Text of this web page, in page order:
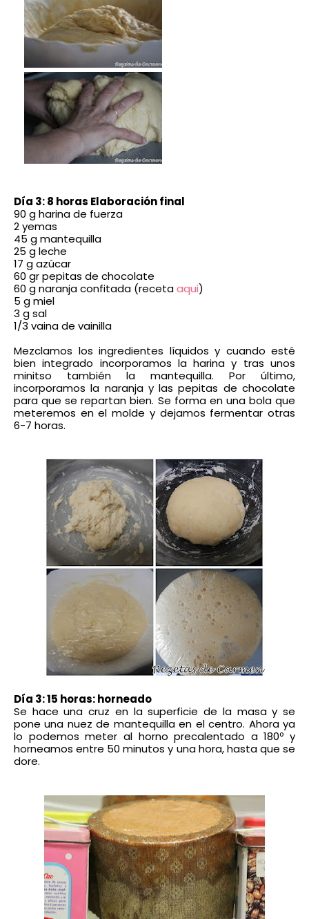
Día 3: 8 horas Elaboración final
90 g harina de fuerza
2 yemas
45 g mantequilla
25 g leche
17 g azúcar
60 gr pepitas de chocolate
60 g naranja confitada (recetaaqui)
5 g miel
3 g sal
1/3 vaina de vainilla
Mezclamos los ingredientes líquidos y cuando esté
bien integrado incorporamos la harina y tras unos
minitso también la mantequilla. Por último,
incorporamos la naranja y las pepitas de chocolate
para que se repartan bien. Se forma en una bola que
meteremos en el molde y dejamos fermentar otras
6-7 horas.
Día 3: 15 horas: horneado
Se hace una cruz en la superficie de la masa y se
pone una nuez de mantequilla en el centro. Ahora ya
lo podemos meter al horno precalentado a 180º y
horneamos entre 50 minutos y una hora, hasta que se
dore.